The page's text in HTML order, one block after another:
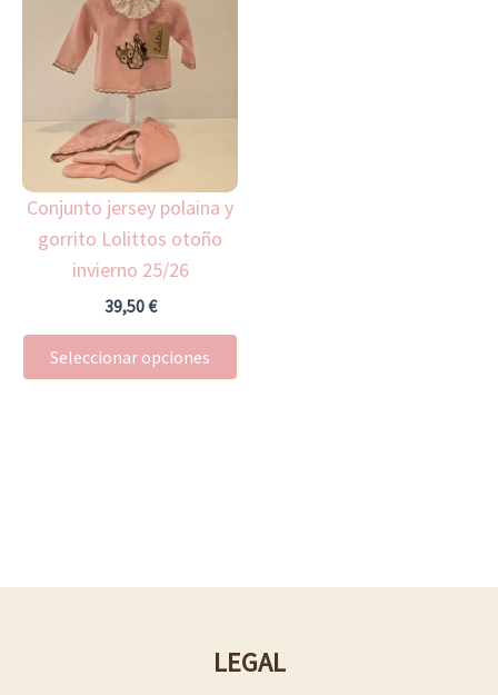
Conjunto jersey polaina y
gorrito Lolittos otoño
invierno 25/26
39,50€
Seleccionar opciones
variantes.
opciones
la
LEGAL